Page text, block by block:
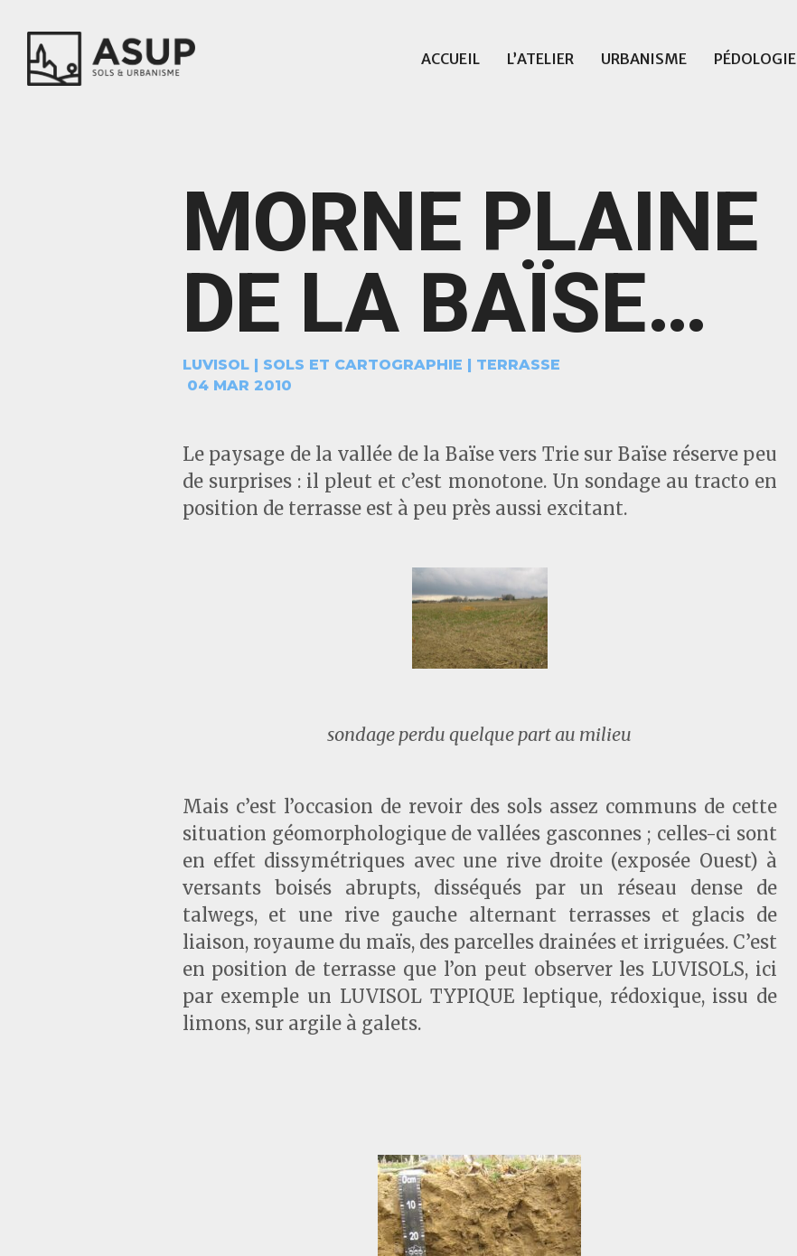
ACCUEIL L’ATELIER URBANISME PÉDOLOGIE
MORNE PLAINE
DE LA BAÏSE…
LUVISOL| SOLS ET CARTOGRAPHIE | TERRASSE
04 MAR 2010
Le paysage de la vallée de la Baïse vers Trie sur Baïse réserve peu
de surprises : il pleut et c’est monotone. Un sondage au tracto en
position de terrasse est à peu près aussi excitant.
sondage perdu quelque part au milieu
Mais c’est l’occasion de revoir des sols assez communs de cette
situation géomorphologique de vallées gasconnes ; celles-ci sont
en effet dissymétriques avec une rive droite (exposée Ouest) à
versants boisés abrupts, disséqués par un réseau dense de
talwegs, et une rive gauche alternant terrasses et glacis de
liaison, royaume du maïs, des parcelles drainées et irriguées. C’est
en position de terrasse que l’on peut observer les LUVISOLS, ici
par exemple un LUVISOL TYPIQUE leptique, rédoxique, issu de
limons, sur argile à galets.